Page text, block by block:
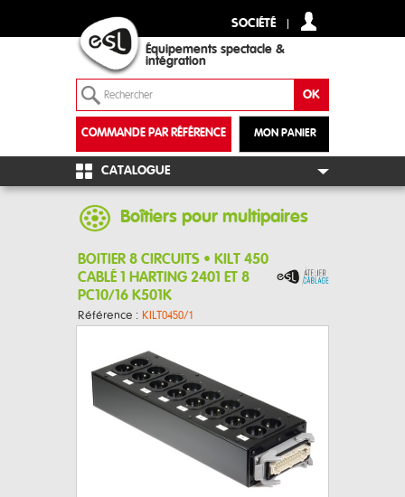
SOCIÉTÉ
Équipements spectacle &
intégration
MON PANIER
COMMANDE PAR RÉFÉRENCE
+
CATALOGUE
Boîtiers pour multipaires
BOITIER 8 CIRCUITS • KILT 450
CABLÉ 1 HARTING 2401 ET 8
PC10/16 K501K
Référence : KILT0450/1